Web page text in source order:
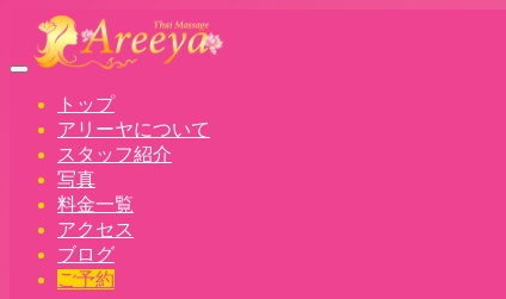
Toggle
navigationトップ
アリーヤについて
スタッフ紹介
写真
料金一覧
アクセス
ブログ
ご予約